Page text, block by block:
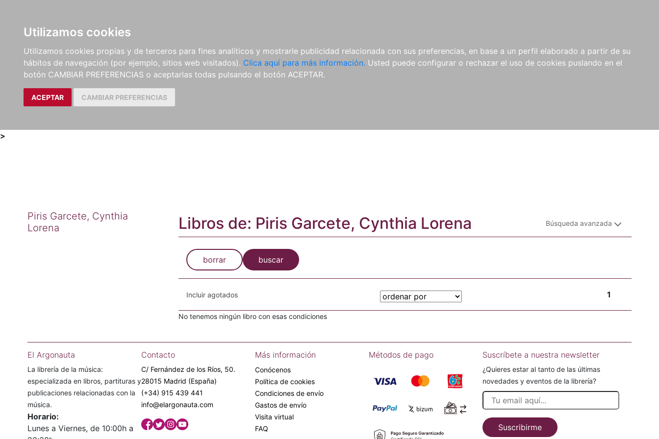
Utilizamos cookies
Utilizamos cookies propias y de terceros para fines analíticos y mostrarle publicidad relacionada con sus preferencias, en base a un perfil elaborado a partir de su
hábitos de navegación (por ejemplo, sitios web visitados). Clica aquí para más información. Usted puede configurar o rechazar el uso de cookies puslando en el
botón CAMBIAR PREFERENCIAS o aceptarlas todas pulsando el botón ACEPTAR.
ACEPTAR CAMBIAR PREFERENCIAS
LIBROS
MÉTODOS Y
EJERCICIOS
PARTITURAS Y EDICIONES
CRÍTICAS
REVISTAS
CDS Y
DVDS
MATERIAL
COMPLEMENTARIO
NOVEDADES NOTICIAS
COMPRAS
INSTITUCIONALES
>
Piris Garcete, Cynthia
Lorena
Libros de: Piris Garcete, Cynthia Lorena Búsqueda avanzada
borrar buscar
Incluir agotados 1
No tenemos ningún libro con esas condiciones
El Argonauta
La librería de la música:
especializada en libros, partituras y
publicaciones relacionadas con la
música.
Horario:
Lunes a Viernes, de 10:00h a
Contacto
C/ Fernández de los Ríos, 50.
28015 Madrid (España)
(+34) 915 439 441
info@elargonauta.com
Más información
Conócenos
Política de cookies
Condiciones de envío
Gastos de envío
Visita virtual
FAQ
Métodos de pago Suscríbete a nuestra newsletter
¿Quieres estar al tanto de las últimas
novedades y eventos de la librería?
Suscribirme